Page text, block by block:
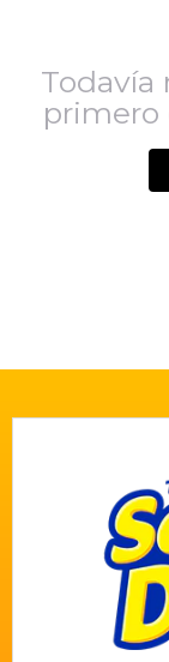
Todavía
primero